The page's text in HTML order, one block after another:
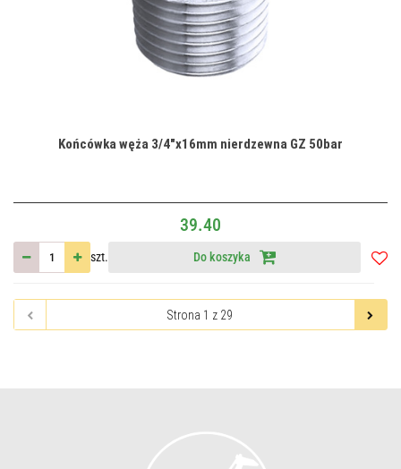
Końcówka węża 3/4"x16mm nierdzewna GZ 50bar
39.40
szt. Do koszyka